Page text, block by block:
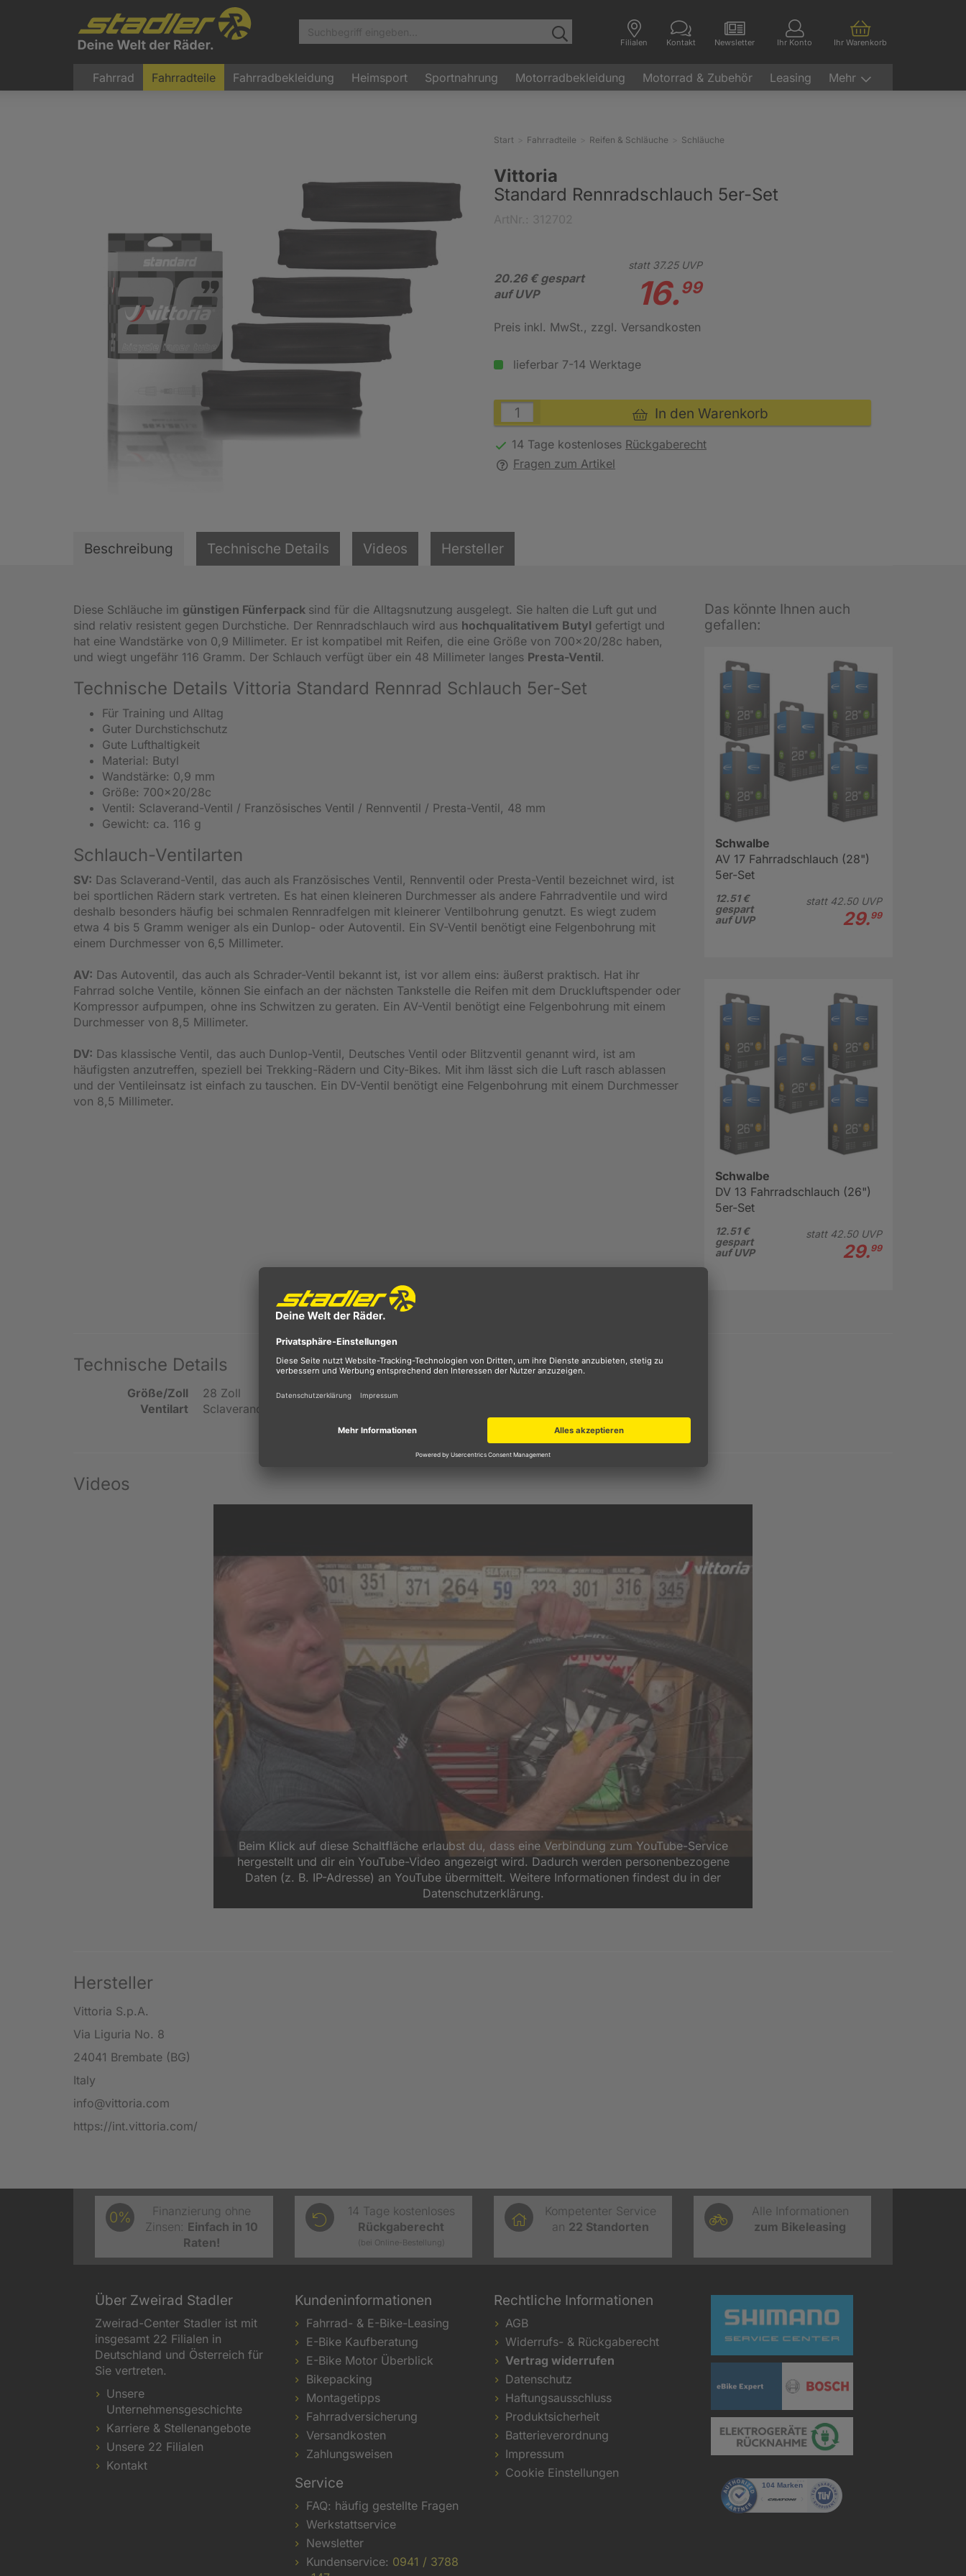
Filialen Kontakt Newsletter Ihr Konto Ihr Warenkorb
Fahrrad Fahrradteile Fahrradbekleidung Heimsport Sportnahrung Motorradbekleidung Motorrad & Zubehör Leasing Mehr
Start Fahrradteile Reifen & Schläuche Schläuche
Vittoria
Standard Rennradschlauch 5er-Set
20.26 € gespart
auf UVP
statt 37.25UVP
16.99
Preis inkl. MwSt., zzgl. Versandkosten
lieferbar 7-14 Werktage
In den Warenkorb
14 Tage kostenloses Rückgaberecht
Fragen zum Artikel
Beschreibung Technische Details Videos Hersteller
Diese Schläuche im günstigen Fünferpack sind für die Alltagsnutzung ausgelegt. Sie halten die Luft gut und
sind relativ resistent gegen Durchstiche. Der Rennradschlauch wird aus hochqualitativem Butyl gefertigt und
hat eine Wandstärke von 0,9 Millimeter. Er ist kompatibel mit Reifen, die eine Größe von 700x20/28c haben,
und wiegt ungefähr 116 Gramm. Der Schlauch verfügt über ein 48 Millimeter langes Presta-Ventil.
Technische Details Vittoria Standard Rennrad Schlauch 5er-Set
Für Training und Alltag
Guter Durchstichschutz
Gute Lufthaltigkeit
Material: Butyl
Wandstärke: 0,9 mm
Größe: 700x20/28c
Ventil: Sclaverand-Ventil / Französisches Ventil / Rennventil / Presta-Ventil, 48 mm
Gewicht: ca. 116 g
Schlauch-Ventilarten
SV: Das Sclaverand-Ventil, das auch als Französisches Ventil, Rennventil oder Presta-Ventil bezeichnet wird, ist
bei sportlichen Rädern stark vertreten. Es hat einen kleineren Durchmesser als andere Fahrradventile und wird
deshalb besonders häufig bei schmalen Rennradfelgen mit kleinerer Ventilbohrung genutzt. Es wiegt zudem
etwa 4 bis 5 Gramm weniger als ein Dunlop- oder Autoventil. Ein SV-Ventil benötigt eine Felgenbohrung mit
einem Durchmesser von 6,5 Millimeter.
AV: Das Autoventil, das auch als Schrader-Ventil bekannt ist, ist vor allem eins: äußerst praktisch. Hat ihr
Fahrrad solche Ventile, können Sie einfach an der nächsten Tankstelle die Reifen mit dem Druckluftspender oder
Kompressor aufpumpen, ohne ins Schwitzen zu geraten. Ein AV-Ventil benötigt eine Felgenbohrung mit einem
Durchmesser von 8,5 Millimeter.
DV: Das klassische Ventil, das auch Dunlop-Ventil, Deutsches Ventil oder Blitzventil genannt wird, ist am
häufigsten anzutreffen, speziell bei Trekking-Rädern und City-Bikes. Mit ihm lässt sich die Luft rasch ablassen
und der Ventileinsatz ist einfach zu tauschen. Ein DV-Ventil benötigt eine Felgenbohrung mit einem Durchmesser
von 8,5 Millimeter.
Das könnte Ihnen auch
gefallen:
Schwalbe
AV 17 Fahrradschlauch (28")
5er-Set
12.51 €
gespart
auf UVP
statt 42.50UVP
29.99
Schwalbe
DV 13 Fahrradschlauch (26")
5er-Set
12.51 €
gespart
auf UVP
statt 42.50UVP
29.99
Technische Details
Größe/Zoll
28 Zoll
Ventilart
Sclaverand | Presta
Videos
Beim Klick auf diese Schaltfläche erlaubst du, dass eine Verbindung zum YouTube-Service
hergestellt und dir ein YouTube-Video angezeigt wird. Dadurch werden personenbezogene
Daten (z. B. IP-Adresse) an YouTube übermittelt. Weitere Informationen findest du in der
Datenschutzerklärung.
Hersteller
Vittoria S.p.A.
Via Liguria No. 8
24041 Brembate (BG)
Italy
info@vittoria.com
https://int.vittoria.com/
0%
Finanzierung ohne
Zinsen: Einfach in 10
Raten!
14 Tage kostenloses
Rückgaberecht
(bei Online-Bestellung)
Kompetenter Service
an 22 Standorten
Alle Informationen
zum Bikeleasing
Über Zweirad Stadler
Zweirad-Center Stadler ist mit
insgesamt 22 Filialen in
Deutschland und Österreich für
Sie vertreten.
Unsere
Unternehmensgeschichte
Karriere & Stellenangebote
Unsere 22 Filialen
Kontakt
Kundeninformationen
Fahrrad- & E-Bike-Leasing
E-Bike Kaufberatung
E-Bike Motor Überblick
Bikepacking
Montagetipps
Fahrradversicherung
Versandkosten
Zahlungsweisen
Service
FAQ: häufig gestellte Fragen
Werkstattservice
Newsletter
Kundenservice: 0941 / 3788
Rechtliche Informationen
AGB
Widerrufs- & Rückgaberecht
Vertrag widerrufen
Datenschutz
Haftungsausschluss
Produktsicherheit
Batterieverordnung
Impressum
Cookie Einstellungen